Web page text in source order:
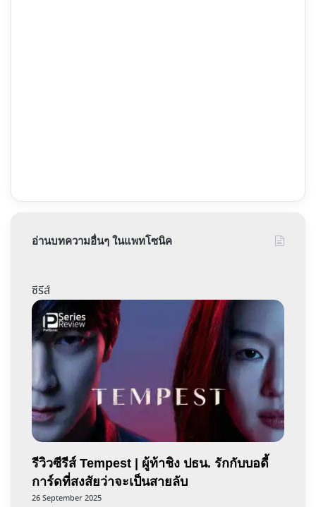
อ่านบทความอื่นๆ ในแพทโซนิค
ซีรีส์
รีวิวซีรีส์ Tempest | ผู้ท้าชิง ปธน. รักกับบอดี้
การ์ดที่สงสัยว่าจะเป็นสายลับ
26 September 2025